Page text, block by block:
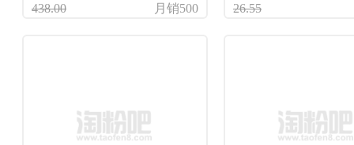
438.00 月销500 26.55